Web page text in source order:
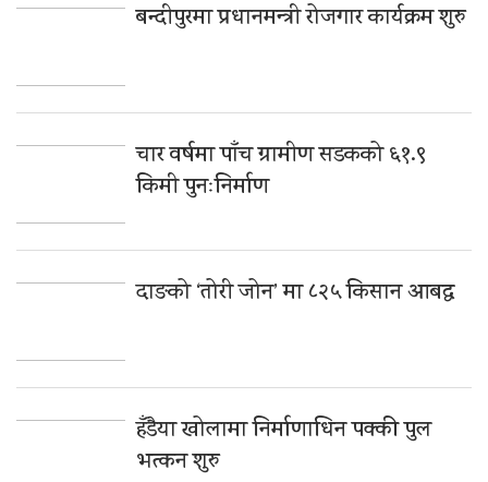
बन्दीपुरमा प्रधानमन्त्री रोजगार कार्यक्रम शुरु
चार वर्षमा पाँच ग्रामीण सडकको ६१.९
किमी पुनःनिर्माण
दाङको ‘तोरी जोन’ मा ८२५ किसान आबद्ध
हँडैया खोलामा निर्माणाधिन पक्की पुल
भत्कन शुरु